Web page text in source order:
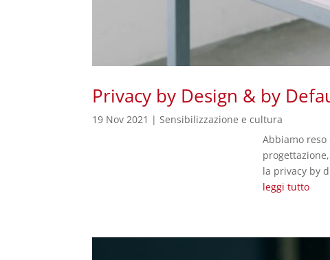
Privacy by Design & by
19 Nov 2021 |Sensibilizzazione e cultura
Abbiamo
la privacy by
leggi tutto